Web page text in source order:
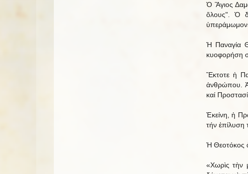
Ὁ Ἃγιος
ὅλους". Ὁ
Ἡ Παναγία
κυοφορήση
Ἕκτοτε ἡ
ἀνθρώπου.
καί
Ἐκείνη, ἡ
τήν ἐπίλυση
Ἡ Θεοτόκος
«Χωρὶς τὴν